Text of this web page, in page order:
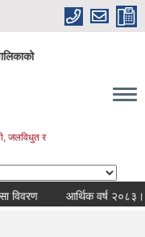
जलविधुत र
आर्थिक वर्ष २०८३।८४